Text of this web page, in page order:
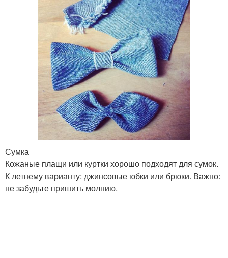
Сумка
Кожаные плащи или куртки хорошо подходят для сумок.
К летнему варианту: джинсовые юбки или брюки. Важно:
не забудьте пришить молнию.